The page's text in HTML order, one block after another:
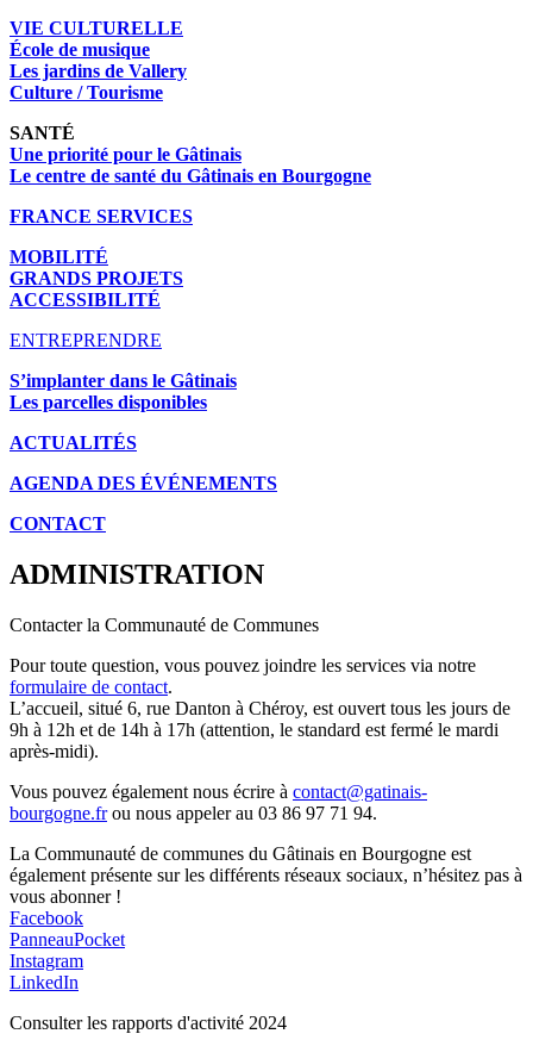
VIE CULTURELLE
École de musique
Les jardins de Vallery
Culture / Tourisme
SANTÉ
Une priorité pour le Gâtinais
Le centre de santé du Gâtinais en Bourgogne
FRANCE SERVICES
MOBILITÉ
GRANDS PROJETS
ACCESSIBILITÉ
ENTREPRENDRE
S’implanter dans le Gâtinais
Les parcelles disponibles
ACTUALITÉS
AGENDA DES ÉVÉNEMENTS
CONTACT
ADMINISTRATION
Contacter la Communauté de Communes
Pour toute question, vous pouvez joindre les services via notre
formulaire de contact.
L’accueil, situé 6, rue Danton à Chéroy, est ouvert tous les jours de
9h à 12h et de 14h à 17h (attention, le standard est fermé le mardi
après-midi).
Vous pouvez également nous écrire à contact@gatinais-
bourgogne.frou nous appeler au 03 86 97 71 94.
La Communauté de communes du Gâtinais en Bourgogne est
également présente sur les différents réseaux sociaux, n’hésitez pas à
vous abonner !
Facebook
PanneauPocket
Instagram
LinkedIn
Consulter les rapports d'activité 2024